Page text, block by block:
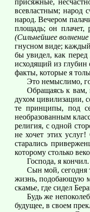
всевластным; народ
народ. Вечером
площадь; он плачет,
(Сильнейшее
гнусном виде; каждый
бы увидел, как
исходящий из глубин
факты, которые я
Это немыслимо,
Обращаясь к вам,
духом цивилизации,
те принципы, под
необразованным
религия, с одной
не хочет этих
старались
которому столько
Господа, я кончил.
Сын мой, сегодня
жизнь, подобающую
скамье, где сидел
Будь же
будущее, в своем